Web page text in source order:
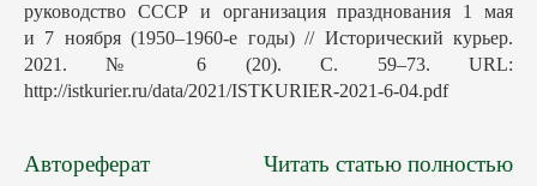
руководство СССР и организация празднования 1 мая
и 7 ноября (1950–1960-е годы) // Исторический курьер.
2021. № 6 (20). С. 59–73. URL:
http://istkurier.ru/data/2021/ISTKURIER-2021-6-04.pdf
Автореферат Читать статью полностью